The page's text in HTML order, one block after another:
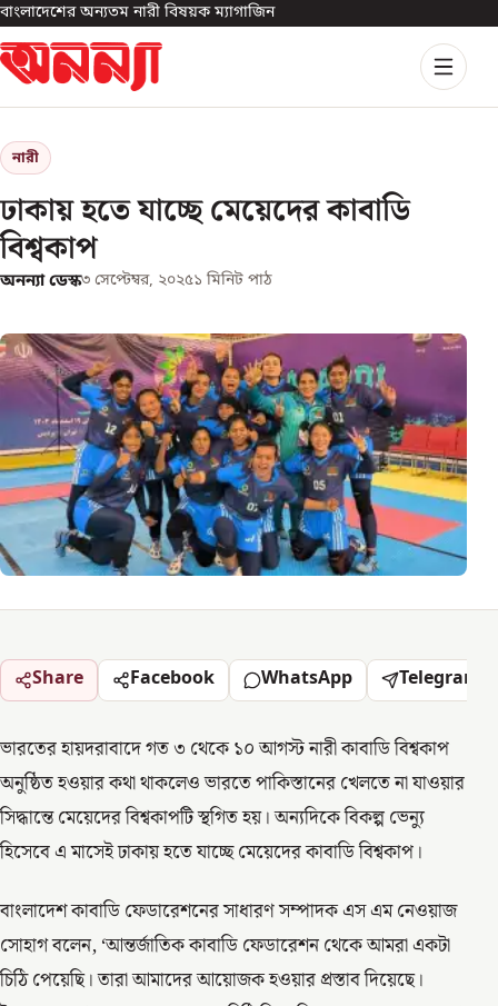
বাংলাদেশের অন্যতম নারী বিষয়ক ম্যাগাজিন
নারী
ঢাকায় হতে যাচ্ছে মেয়েদের কাবাডি
বিশ্বকাপ
অনন্যা ডেস্ক৩ সেপ্টেম্বর, ২০২৫১ মিনিট পাঠ
Share Facebook WhatsApp Telegram
ভারতের হায়দরাবাদে গত ৩ থেকে ১০ আগস্ট নারী কাবাডি বিশ্বকাপ
অনুষ্ঠিত হওয়ার কথা থাকলেও ভারতে পাকিস্তানের খেলতে না যাওয়ার
সিদ্ধান্তে মেয়েদের বিশ্বকাপটি স্থগিত হয়। অন্যদিকে বিকল্প ভেন্যু
হিসেবে এ মাসেই ঢাকায় হতে যাচ্ছে মেয়েদের কাবাডি বিশ্বকাপ।
বাংলাদেশ কাবাডি ফেডারেশনের সাধারণ সম্পাদক এস এম নেওয়াজ
সোহাগ বলেন, ‘আন্তর্জাতিক কাবাডি ফেডারেশন থেকে আমরা একটা
চিঠি পেয়েছি। তারা আমাদের আয়োজক হওয়ার প্রস্তাব দিয়েছে।